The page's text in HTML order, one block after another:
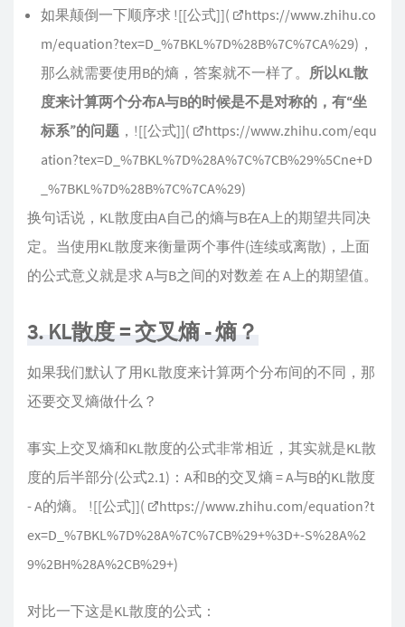
如果颠倒一下顺序求 ![[公式]](
https://www.zhihu.co
m/equation?tex=D_%7BKL%7D%28B%7C%7CA%29)，
那么就需要使用B的熵，答案就不一样了。 所以KL散
度来计算两个分布A与B的时候是不是对称的，有“坐
标系”的问题 ，![[公式]](
https://www.zhihu.com/equ
ation?tex=D_%7BKL%7D%28A%7C%7CB%29%5Cne+D
_%7BKL%7D%28B%7C%7CA%29)
换句话说，KL散度由A自己的熵与B在A上的期望共同决
定。当使用KL散度来衡量两个事件(连续或离散)，上面
的公式意义就是求 A与B之间的对数差 在 A上的期望值。
3. KL散度 = 交叉熵 - 熵？
如果我们默认了用KL散度来计算两个分布间的不同，那
还要交叉熵做什么？
事实上交叉熵和KL散度的公式非常相近，其实就是KL散
度的后半部分(公式2.1)：A和B的交叉熵 = A与B的KL散度
- A的熵。 ![[公式]](
https://www.zhihu.com/equation?t
ex=D_%7BKL%7D%28A%7C%7CB%29+%3D+-S%28A%2
9%2BH%28A%2CB%29+)
对比一下这是KL散度的公式：